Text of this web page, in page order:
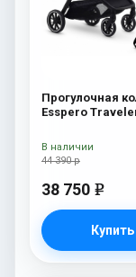
Прогулочная
Esspero
44 390 р
38 750 e
Купить
В наличии